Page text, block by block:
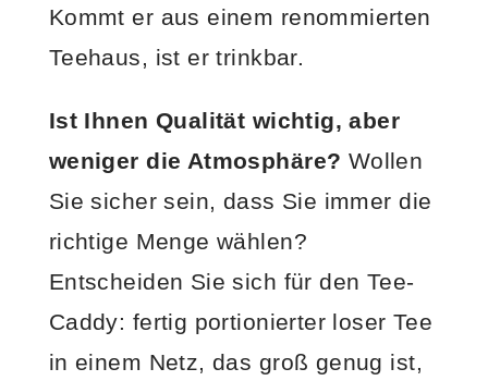
Kommt er aus einem renommierten
Teehaus, ist er trinkbar.
Ist Ihnen Qualität wichtig, aber
weniger die Atmosphäre? Wollen
Sie sicher sein, dass Sie immer die
richtige Menge wählen?
Entscheiden Sie sich für den Tee-
Caddy: fertig portionierter loser Tee
in einem Netz, das groß genug ist,